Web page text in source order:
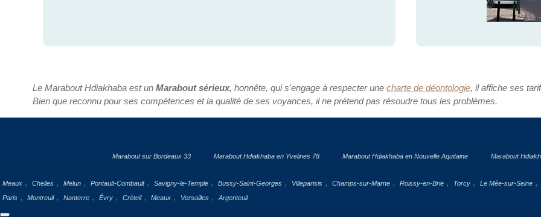
Le Marabout Hdiakhaba est un Marabout sérieux, honnête, qui s'engage à respecter une charte de déontologie, il affiche ses
Bien que reconnu pour ses compétences et la qualité de ses voyances, il ne prétend pas résoudre tous les problèmes.
Marabout sur Bordeaux 33 Marabout Hdiakhaba en Yvelines 78 Marabout Hdiakhaba en Nouvelle Aquitaine Marabout
Meaux , Chelles , Melun , Pontault-Combault , Savigny-le-Temple , Bussy-Saint-Georges , Villeparisis , Champs-sur-Marne , Roissy-en-Brie , Torcy , Le Mée-sur-Seine ,
Paris , Montreuil , Nanterre , Évry , Créteil , Meaux , Versailles , Argenteuil